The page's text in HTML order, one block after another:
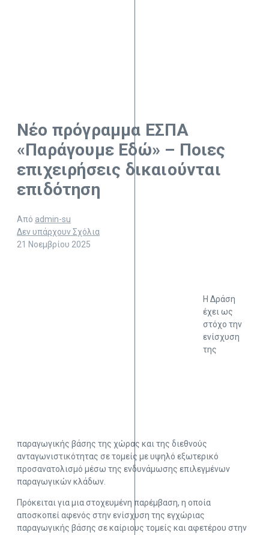
Νέο πρόγραμμα ΕΣΠΑ
«Παράγουμε Εδώ» – Ποιες
επιχειρήσεις δικαιούνται
επιδότηση
Από admin-su
Δεν υπάρχουν Σχόλια
21 Νοεμβρίου 2025
Η Δράση
έχει ως
στόχο την
ενίσχυση
της
παραγωγικής βάσης της χώρας και της διεθνούς
ανταγωνιστικότητας σε τομείς με υψηλό εξωτερικό
προσανατολισμό μέσω της ενδυνάμωσης επιλεγμένων
παραγωγικών κλάδων.
Πρόκειται για μια στοχευμένη παρέμβαση, η οποία
αποσκοπεί αφενός στην ενίσχυση της εγχώριας
παραγωγικής βάσης σε καίριους τομείς και αφετέρου στην